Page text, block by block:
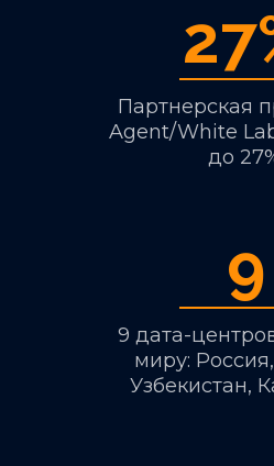
Партнерская
Agent/White
до
9 дата-
миру:
Узбекистан,
9